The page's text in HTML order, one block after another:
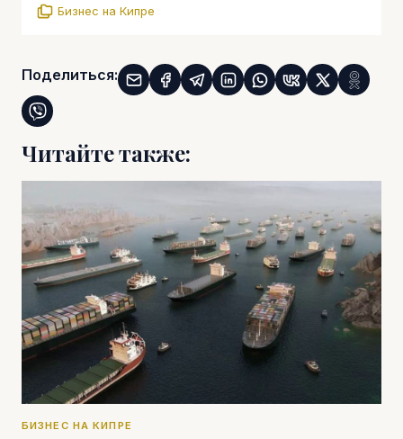
Бизнес на Кипре
Поделиться:
Читайте также:
БИЗНЕС НА КИПРЕ